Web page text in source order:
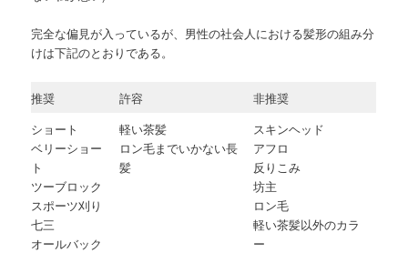
完全な偏見が入っているが、男性の社会人における髪形の組み分
けは下記のとおりである。
推奨 許容
非推奨
ショート
ベリーショー
ト
ツーブロック
スポーツ刈り
七三
オールバック
軽い茶髪
ロン毛までいかない長
髪
スキンヘッド
アフロ
反りこみ
坊主
ロン毛
軽い茶髪以外のカラ
ー